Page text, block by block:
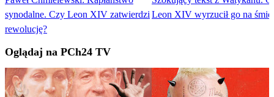
synodalne. Czy Leon XIV zatwierdzi
rewolucję?
Leon XIV wyrzucił go na
Oglądaj na PCh24 TV